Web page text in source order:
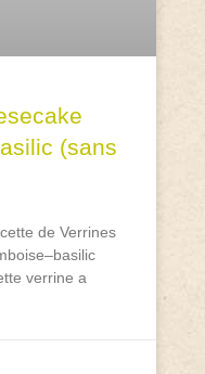
(sans
de Verrines
verrine a